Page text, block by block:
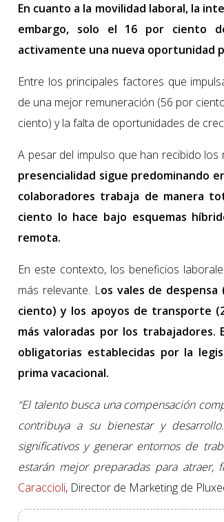
En cuanto a la movilidad laboral, la
embargo, solo el 16 por ciento
activamente una nueva oportunidad
Entre los principales factores que
de una mejor remuneración (56 por
ciento) y la falta de oportunidades de
A pesar del impulso que han recibido
presencialidad sigue predominando
colaboradores trabaja de manera
ciento lo hace bajo esquemas
remota.
En este contexto, los beneficios
más relevante. Los vales de
ciento) y los apoyos de transporte
más valoradas por los trabajadores.
obligatorias establecidas por la
prima vacacional.
“El talento busca una compensación
contribuya a su bienestar y
significativos y generar entornos de
estarán mejor preparadas para atraer,
Caraccioli, Director de Marketing de